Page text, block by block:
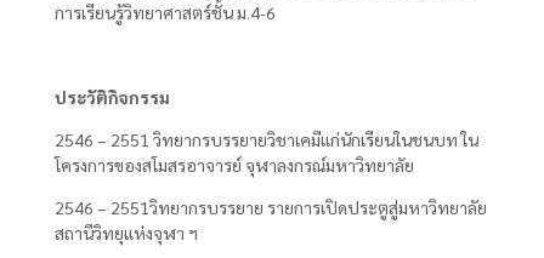
การเรียนรู้วิทยาศาสตร์ชั้น ม.4-6
ประวัติกิจกรรม
2546 – 2551 วิทยากรบรรยายวิชาเคมีแก่นักเรียนในชนบท ใน
โครงการของสโมสรอาจารย์ จุฬาลงกรณ์มหาวิทยาลัย
2546 – 2551วิทยากรบรรยาย รายการเปิดประตูสู่มหาวิทยาลัย
สถานีวิทยุแห่งจุฬา ฯ